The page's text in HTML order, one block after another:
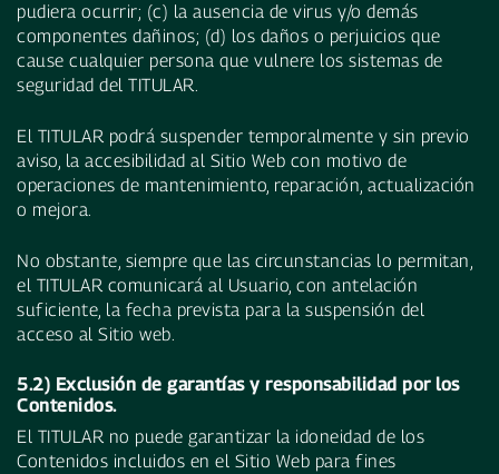
pudiera ocurrir; (c) la ausencia de virus y/o demás
componentes dañinos; (d) los daños o perjuicios que
cause cualquier persona que vulnere los sistemas de
seguridad del TITULAR.
El TITULAR podrá suspender temporalmente y sin previo
aviso, la accesibilidad al Sitio Web con motivo de
operaciones de mantenimiento, reparación, actualización
o mejora.
No obstante, siempre que las circunstancias lo permitan,
el TITULAR comunicará al Usuario, con antelación
suficiente, la fecha prevista para la suspensión del
acceso al Sitio web.
5.2) Exclusión de garantías y responsabilidad por los
Contenidos.
El TITULAR no puede garantizar la idoneidad de los
Contenidos incluidos en el Sitio Web para fines